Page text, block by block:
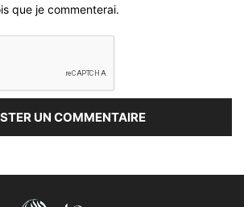
que je commenterai.